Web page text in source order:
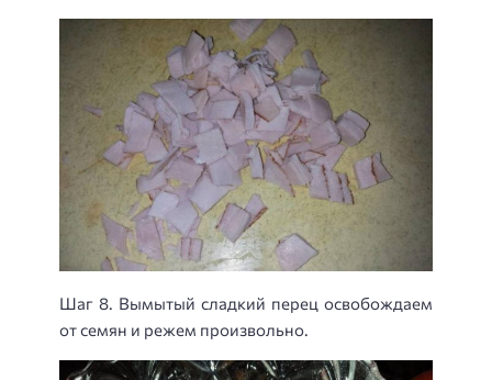
Шаг 8. Вымытый сладкий перец освобождаем
от семян и режем произвольно.